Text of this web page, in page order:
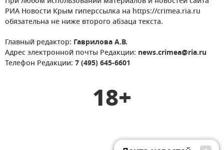
РИА Новости Крым гиперссылка на https://crimea.ria.ru
обязательна не ниже второго абзаца текста.
Главный редактор: Гаврилова А.В.
Адрес электронной почты Редакции: news.crimea@ria.ru
Телефон Редакции: 7 (495) 645-6601
18+